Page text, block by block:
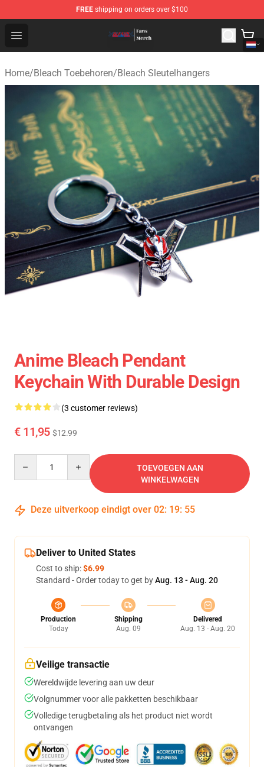
FREE shipping on orders over $100
Open menu
Bleach Store - Official Bleach Merchandise Shop
Home/Bleach Toebehoren/Bleach Sleutelhangers
Anime Bleach Pendant
Keychain With Durable Design
(3 customer reviews)
€ 11,95 $12.99
TOEVOEGEN AAN
WINKELWAGEN
Deze uitverkoop eindigt over 02: 19: 54
Deliver to United States
Cost to ship:$6.99
Standard - Order today to get byAug. 13 - Aug. 20
Production
Today
Shipping
Aug. 09
Delivered
Aug. 13 - Aug. 20
Veilige transactie
Wereldwijde levering aan uw deur
Volgnummer voor alle pakketten beschikbaar
Volledige terugbetaling als het product niet wordt
ontvangen